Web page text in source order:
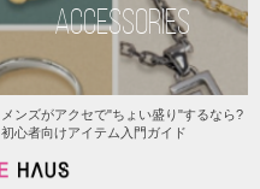
ACCESSORIES
メンズがアクセで"ちょい盛り"するなら?
初心者向けアイテム入門ガイド